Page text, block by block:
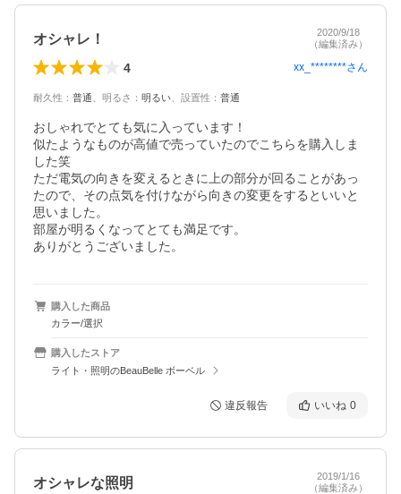
オシャレ！
2020/9/18
（編集済み）
4 xx_********さん
耐久性 ： 普通 明るさ ： 明るい 設置性 ： 普通
おしゃれでとても気に入っています！
似たようなものが高値で売っていたのでこちらを購入しま
した笑
ただ電気の向きを変えるときに上の部分が回ることがあっ
たので、その点気を付けながら向きの変更をするといいと
思いました。
部屋が明るくなってとても満足です。
ありがとうございました。
購入した商品
カラー/選択
購入したストア
ライト・照明のBeauBelle ボーベル
違反報告 いいね 0
オシャレな照明
2019/1/16
（編集済み）